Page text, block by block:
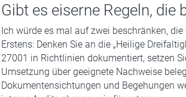
Gibt es eiserne Regeln, die
Ich würde es mal auf zwei beschränken,
Erstens: Denken Sie an die „Heilige
27001 in Richtlinien dokumentiert, setzen
Umsetzung über geeignete Nachweise
Dokumentensichtungen und Begehungen